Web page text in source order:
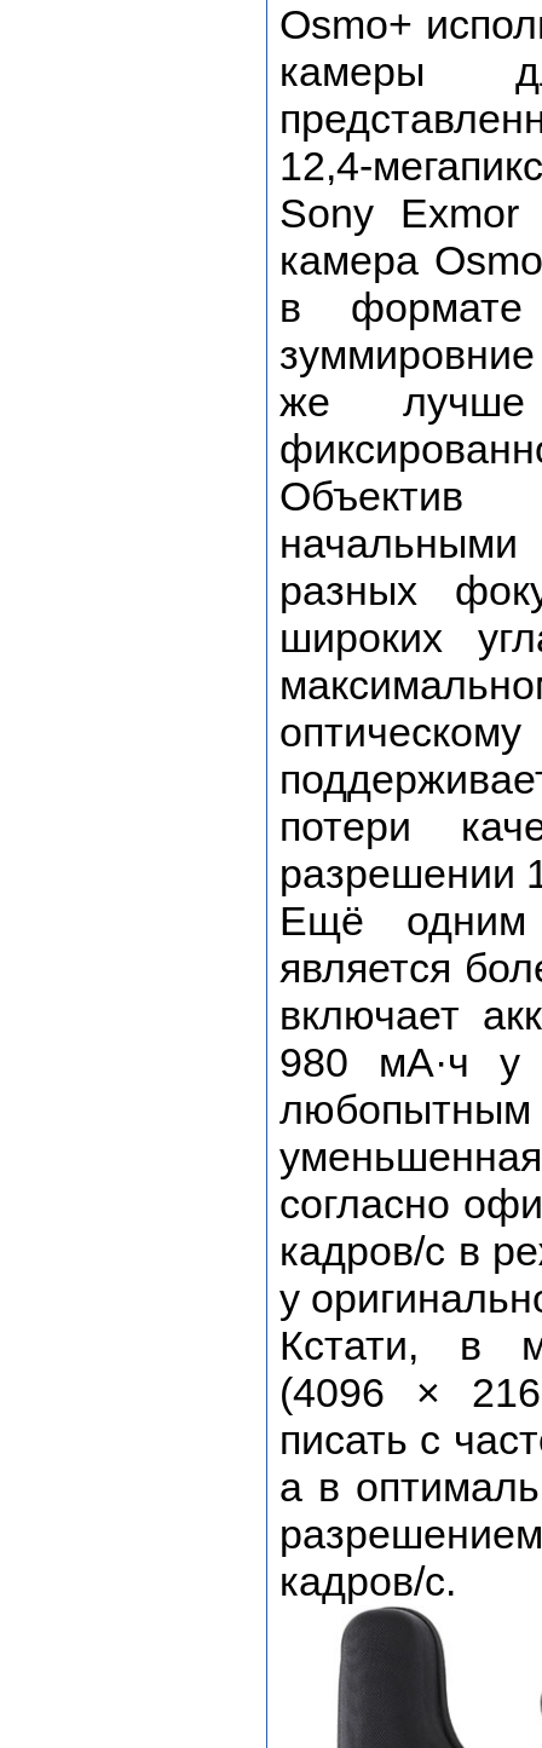
Osmo+
камеры
12,4-
Sony Exmor
камера
в формате
же лучше
Объектив
разных
широких
потери
разрешении
Ещё одним
является
включает
980 мА·ч у
согласно
кадров/с в
у
Кстати, в
(4096 ×
писать с
а в
кадров/с.